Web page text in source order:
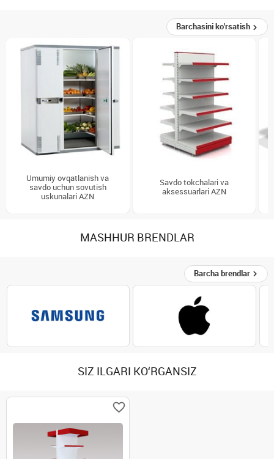
Barchasini ko'rsatish
Umumiy ovqatlanish va
savdo uchun sovutish
uskunalari AZN
Savdo tokchalari va
aksessuarlari AZN
MASHHUR BRENDLAR
Barcha brendlar
SIZ ILGARI KO‘RGANSIZ